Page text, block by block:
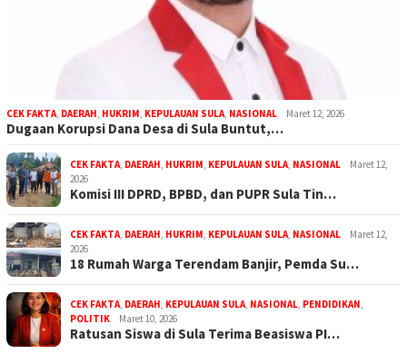
CEK FAKTA, DAERAH, HUKRIM, KEPULAUAN SULA, NASIONAL Maret 12, 2026
Dugaan Korupsi Dana Desa di Sula Buntut,…
CEK FAKTA, DAERAH, HUKRIM, KEPULAUAN SULA, NASIONAL
Maret 12,
2026
Komisi III DPRD, BPBD, dan PUPR Sula Tin…
CEK FAKTA, DAERAH, HUKRIM, KEPULAUAN SULA, NASIONAL
Maret 12,
2026
18 Rumah Warga Terendam Banjir, Pemda Su…
CEK FAKTA, DAERAH, KEPULAUAN SULA, NASIONAL, PENDIDIKAN,
POLITIK
Maret 10, 2026
Ratusan Siswa di Sula Terima Beasiswa PI…